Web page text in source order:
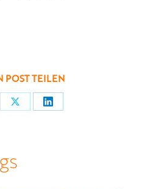
POST TEILEN
Teilen Teilen